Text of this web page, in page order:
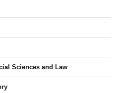
Sciences and Law